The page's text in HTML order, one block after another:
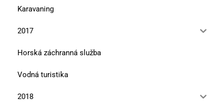
Karavaning
2017
Horská záchranná služba
Vodná turistika
2018